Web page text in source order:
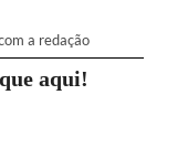
a redação
aqui!